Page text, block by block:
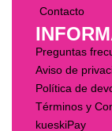
Contacto
Preguntas
Aviso de
Política de
Términos y
kueskiPay